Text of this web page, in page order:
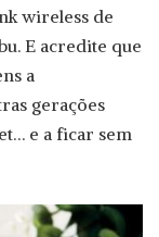
wireless de
E acredite que
a
gerações
e a ficar sem